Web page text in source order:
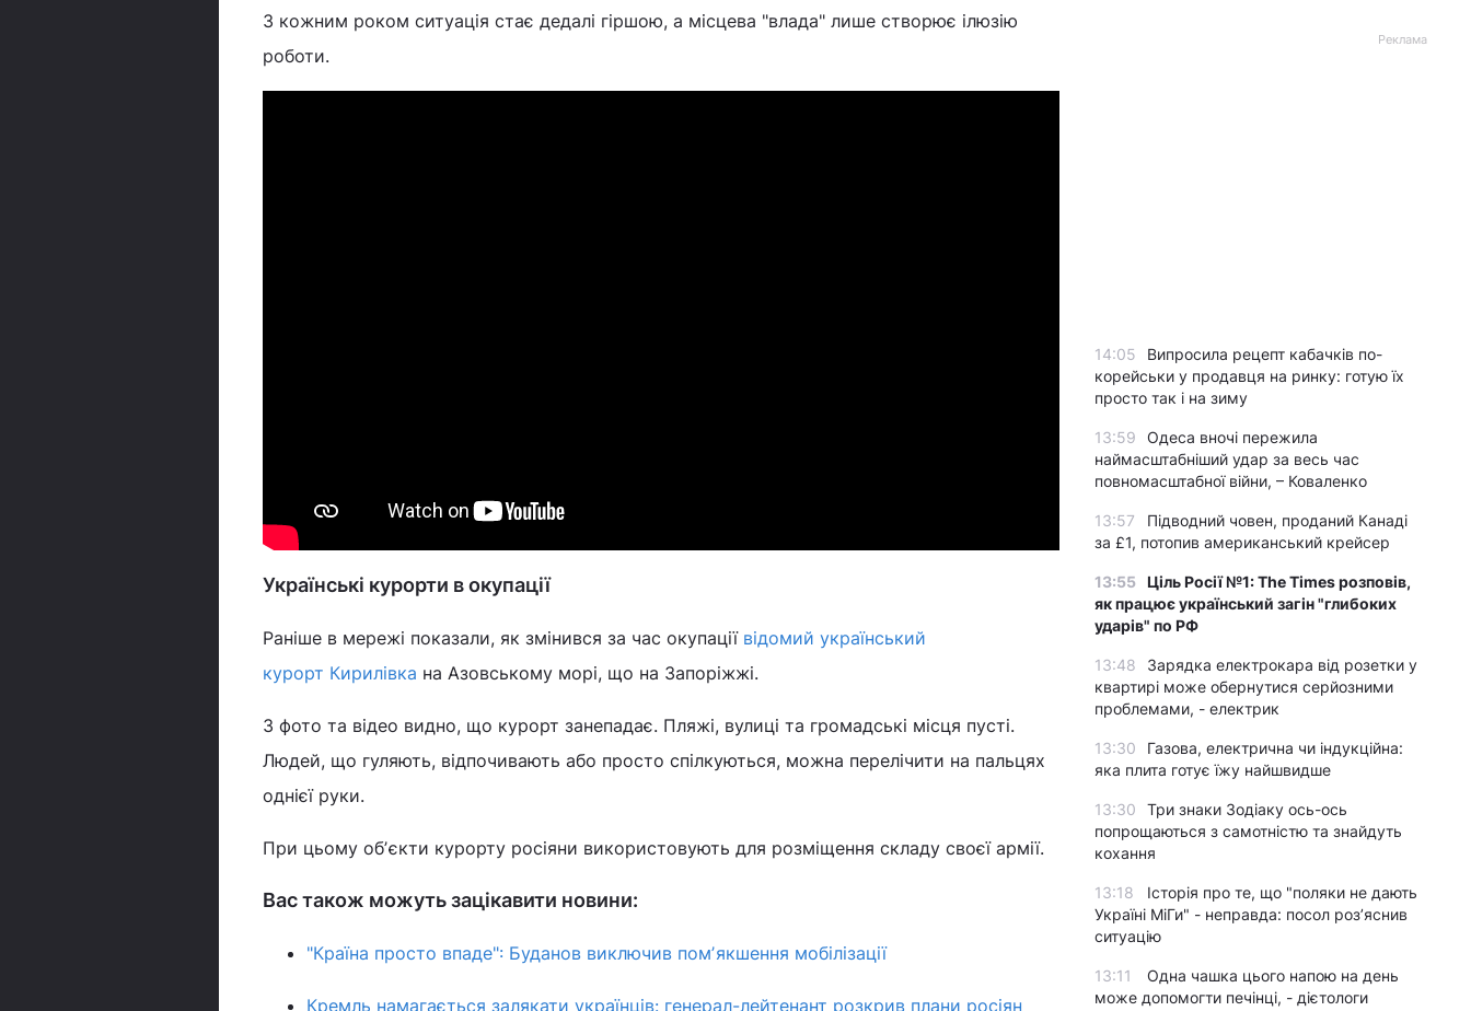
З кожним роком ситуація стає дедалі гіршою, а місцева "влада" лише створює ілюзію
роботи.
Українські курорти в окупації
Раніше в мережі показали, як змінився за час окупації відомий український
курорт Кирилівка на Азовському морі, що на Запоріжжі.
З фото та відео видно, що курорт занепадає. Пляжі, вулиці та громадські місця пусті.
Людей, що гуляють, відпочивають або просто спілкуються, можна перелічити на пальцях
однієї руки.
При цьому обʼєкти курорту росіяни використовують для розміщення складу своєї армії.
Вас також можуть зацікавити новини:
"Країна просто впаде": Буданов виключив помʼякшення мобілізації
Кремль намагається залякати українців: генерал-лейтенант розкрив плани росіян
Реклама
14:05
Випросила рецепт кабачків по-
корейськи у продавця на ринку: готую їх
просто так і на зиму
13:59
Одеса вночі пережила
наймасштабніший удар за весь час
повномасштабної війни, – Коваленко
13:57
Підводний човен, проданий Канаді
за £1, потопив американський крейсер
13:55 Ціль Росії №1: The Times розповів,
як працює український загін "глибоких
ударів" по РФ
13:48
Зарядка електрокара від розетки у
квартирі може обернутися серйозними
проблемами, - електрик
13:30
Газова, електрична чи індукційна:
яка плита готує їжу найшвидше
13:30
Три знаки Зодіаку ось-ось
попрощаються з самотністю та знайдуть
кохання
13:18
Історія про те, що "поляки не дають
Україні МіГи" - неправда: посол роз’яснив
ситуацію
13:11
Одна чашка цього напою на день
може допомогти печінці, - дієтологи